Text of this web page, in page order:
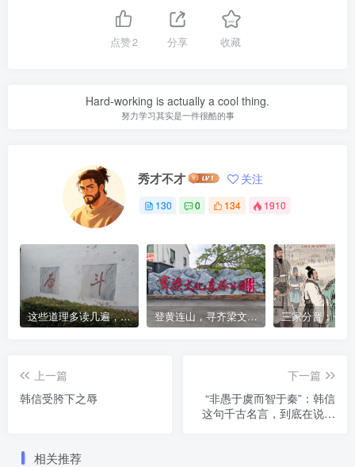
点赞2 分享 收藏
Hard-working is actually a cool thing.
努力学习其实是一件很酷的事
秀才不才 关注
130 0 134 1910
这些道理多读几遍，凡事豁然开朗 登黄连山，寻齐梁文化，这座免费森林公园藏着千年风雅与山野诗意
上一篇
韩信受胯下之辱
下一篇
“非愚于虞而智于秦”：韩信
这句千古名言，到底在说什
相关推荐